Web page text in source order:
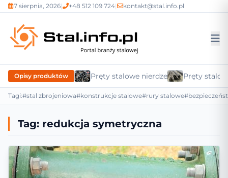
7 sierpnia, 2026| +48 512 109 724| kontakt@stal.info.pl
Opisy produktów Pręty stalowe nierdzewnePręty
Tagi:#stal zbrojeniowa#konstrukcje stalowe#rury stalowe
Tag: redukcja symetryczna